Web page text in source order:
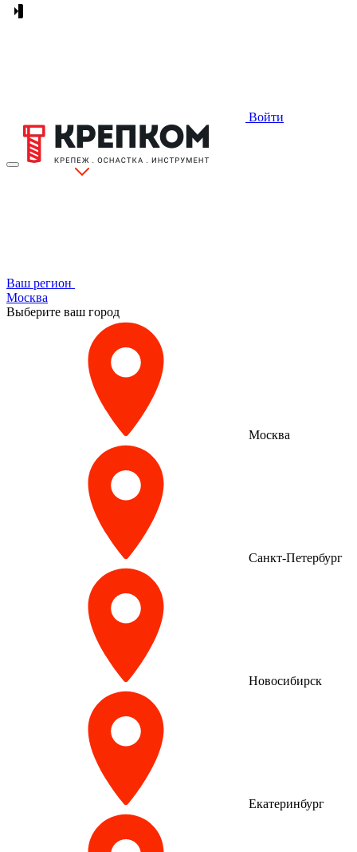
Войти
Ваш регион
Москва
Выберите ваш город
Москва
Санкт-Петербург
Новосибирск
Екатеринбург